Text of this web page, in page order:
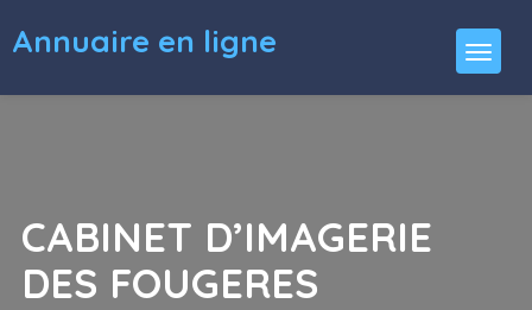
Annuaire en ligne
CABINET D’IMAGERIE
DES FOUGERES